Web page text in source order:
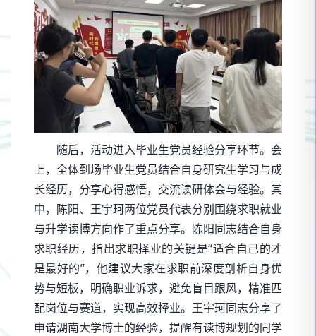
随后，活动进入毕业生党员经验分享环节。会
上，全体到场毕业生党员结合自身研究生学习与成
长经历，分享心得感悟，交流读研体会与经验。其
中，陈阳、王宇珂两位党员代表分别围绕求职就业
与升学读博方向作了重点分享。陈阳同志结合自身
求职经历，指出求职择业的关键是“适合自己的才
是最好的”，他建议大家在求职前深度剖析自身优
势与短板，明确职业诉求，避免盲目跟风，精准匹
配岗位与赛道，实现高效择业。王宇珂同志分享了
申请湖南大学博士的经验，提醒有读博规划的同学